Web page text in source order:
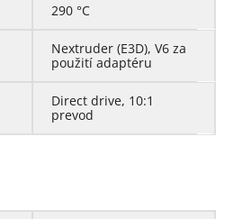
290 °C
Nextruder (E3D), V6 za
použití adaptéru
Direct drive, 10:1
prevod